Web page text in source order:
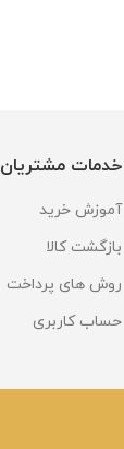
خدمات مشتریان
آموزش خرید
بازگشت کالا
روش های پرداخت
حساب کاربری